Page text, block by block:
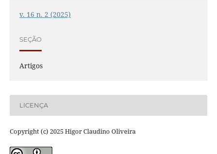
v. 16 n. 2 (2025)
SEÇÃO
Artigos
LICENÇA
Copyright (c) 2025 Higor Claudino Oliveira